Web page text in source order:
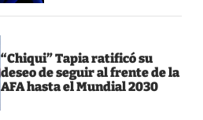
“Chiqui” Tapia ratificó su
deseo de seguir al frente de la
AFA hasta el Mundial 2030